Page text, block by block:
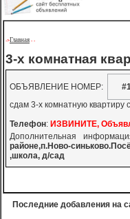
->Главная - -
3-х комнатная
ОБЪЯВЛЕНИЕ НОМЕР:
сдам 3-х комнатную
Телефон: ИЗВИНИТЕ,
Дополнительная
районе,п.Ново-
,школа, д/сад
Последние добавления на